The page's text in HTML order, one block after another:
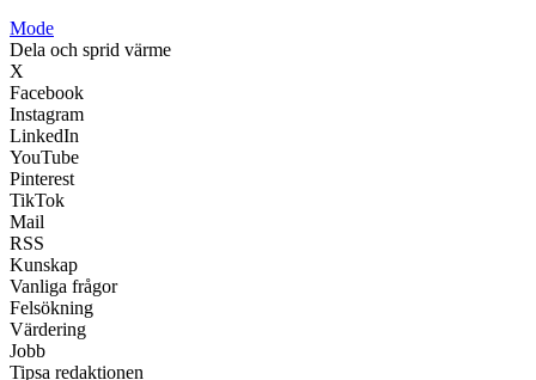
Mode
Dela och sprid värme
X
Facebook
Instagram
LinkedIn
YouTube
Pinterest
TikTok
Mail
RSS
Kunskap
Vanliga frågor
Felsökning
Värdering
Jobb
Tipsa redaktionen